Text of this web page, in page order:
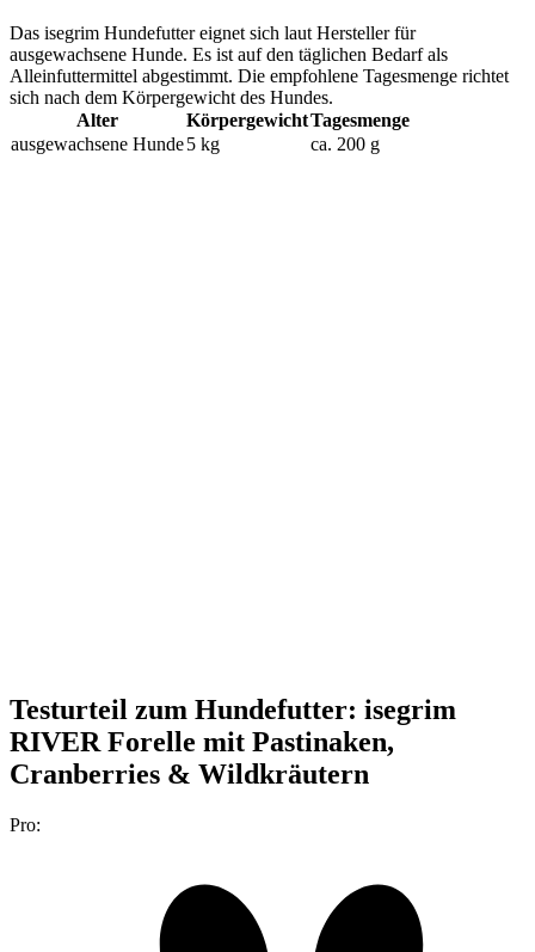
Das isegrim Hundefutter eignet sich laut Hersteller für
ausgewachsene Hunde. Es ist auf den täglichen Bedarf als
Alleinfuttermittel abgestimmt. Die empfohlene Tagesmenge richtet
sich nach dem Körpergewicht des Hundes.
Alter
KörpergewichtTagesmenge
ausgewachsene Hunde5 kg ca. 200 g
Testurteil zum Hundefutter: isegrim
RIVER Forelle mit Pastinaken,
Cranberries & Wildkräutern
Pro: